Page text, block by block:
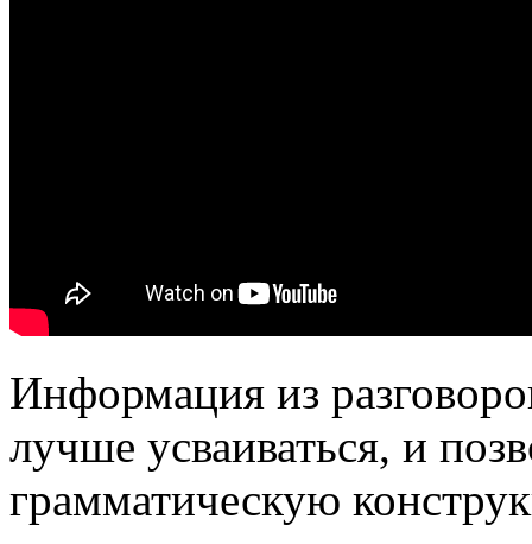
Информация из
лучше усваиваться, и
грамматическую